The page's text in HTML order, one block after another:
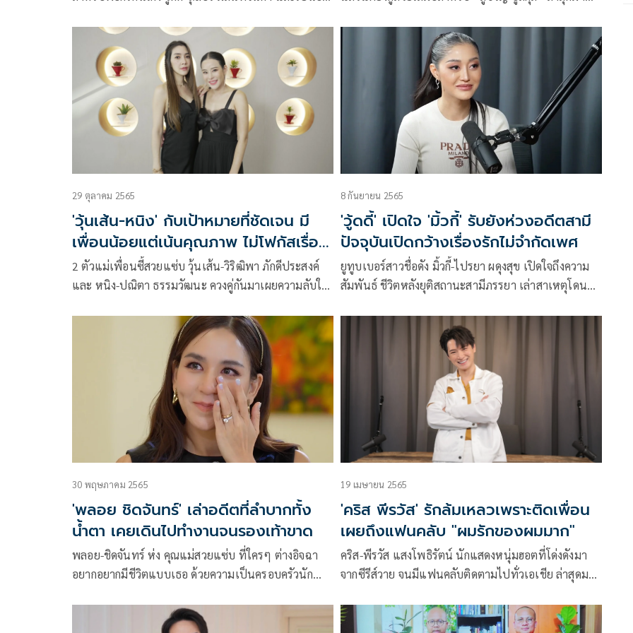
โดยล่าสุดหลังจากรอคอยมากว่า 20 ปี ในวันที่กฎหมาย
สมรสเท่าเทียมในประเทศไทยได้รับการอนุมัติ วู้ดดี้ วุฒิ
ตัว
ที่สุด และชีวิตไม่เพอร์เฟคอย่างที่คิด จนทำให้ทุกวันนี้ใช้
ชีวิตอย่างรู้คุณค่าด้วยความเข้าใจ
29 ตุลาคม 2565
'วุ้นเส้น-หนิง' กับเป้าหมายที่ชัดเจน มี
เพื่อนน้อยแต่เน้นคุณภาพ ไม่โฟกัสเรื่อง
ผู้ชาย
2 ตัวแม่เพื่อนซี้สวยแซ่บ วุ้นเส้น-วิริฒิพา ภักดีประสงค์
และ หนิง-ปณิตา ธรรมวัฒนะ ควงคู่กันมาเผยความลับใน
กันนั่งแท่นผู้บริหารธุรกิจความงาม มีเป้าหมายที่ชัดเจน
เปลี่ยนแนวการใช้ชีวิตเน้นโฟกัสเรื่องงาน ความรักไม่น่า
เป็นห่วง ลั่นถึงเพื่อนน้อยแต่ก็มีคุณภาพ ในรายการ
WOODY INTERVIEW
8 กันยายน 2565
'วู้ดดี้' เปิดใจ 'มิ้วกี้' รับยังห่วงอดีตสามี
ปัจจุบันเปิดกว้างเรื่องรักไม่จำกัดเพศ
ยูทูบเบอร์สาวชื่อดัง มิ้วกี้-ไปรยา ผดุงสุข เปิดใจถึงความ
สัมพันธ์ ชีวิตหลังยุติสถานะสามีภรรยา เล่าสาเหตุโดน
ห่วงอดีตสามีอยู่ตลอดเวลา เผยความรัก ณ ปัจจุบันเปิด
กว้างเรื่องสถานะและไม่จำกัดเพศ ในรายการ WOODY
30 พฤษภาคม 2565
'พลอย ชิดจันทร์' เล่าอดีตที่ลำบากทั้ง
น้ำตา เคยเดินไปทำงานจนรองเท้าขาด
พลอย-ชิดจันทร์ ห่ง คุณแม่สวยแซ่บ ที่ใครๆ ต่างอิจฉา
อยากอยากมีชีวิตแบบเธอ ด้วยความเป็นครอบครัวนัก
ที่น่ารักทั้ง 4 คน อีกทั้งเธอยังเป็นดาวติ๊กต่อกสร้างกระแส
19 เมษายน 2565
'คริส พีรวัส' รักล้มเหลวเพราะติดเพื่อน
เผยถึงแฟนคลับ "ผมรักของผมมาก"
คริส-พีรวัส แสงโพธิรัตน์ นักแสดงหนุ่มฮอตที่โด่งดังมา
จากซีรีส์วาย จนมีแฟนคลับติดตามไปทั่วเอเชีย ล่าสุดมา
ด้านความรัก จากสาเหตุของการที่ติดเพื่อนหนักมาก และ